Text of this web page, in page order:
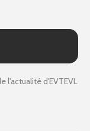
l'actualité d'EVTEVL